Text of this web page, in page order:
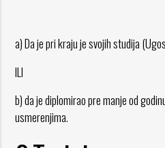
a) Da je pri kraju je svojih studija
ILI
b) da je diplomirao pre manje od
usmerenjima.